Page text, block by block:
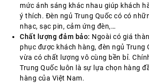
mức ánh sáng khác nhau giúp khách
ý thích. Đèn ngủ Trung Quốc có có
nhạc, sạc pin, cảm ứng đèn,…
Chất lượng đảm bảo: Ngoài có giá
phục được khách hàng, đèn ngủ Trung
vừa có chất lượng vô cùng bền bỉ.
Trung Quốc luôn là sự lựa chọn hàng
hàng của Việt Nam.